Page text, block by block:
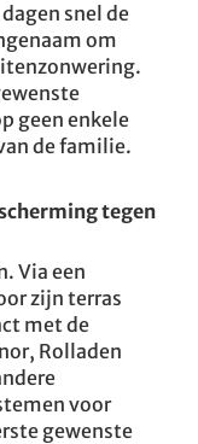
snel de
om
geen enkele
de familie.
tegen
Via een
zijn terras
met de
Rolladen
voor
gewenste